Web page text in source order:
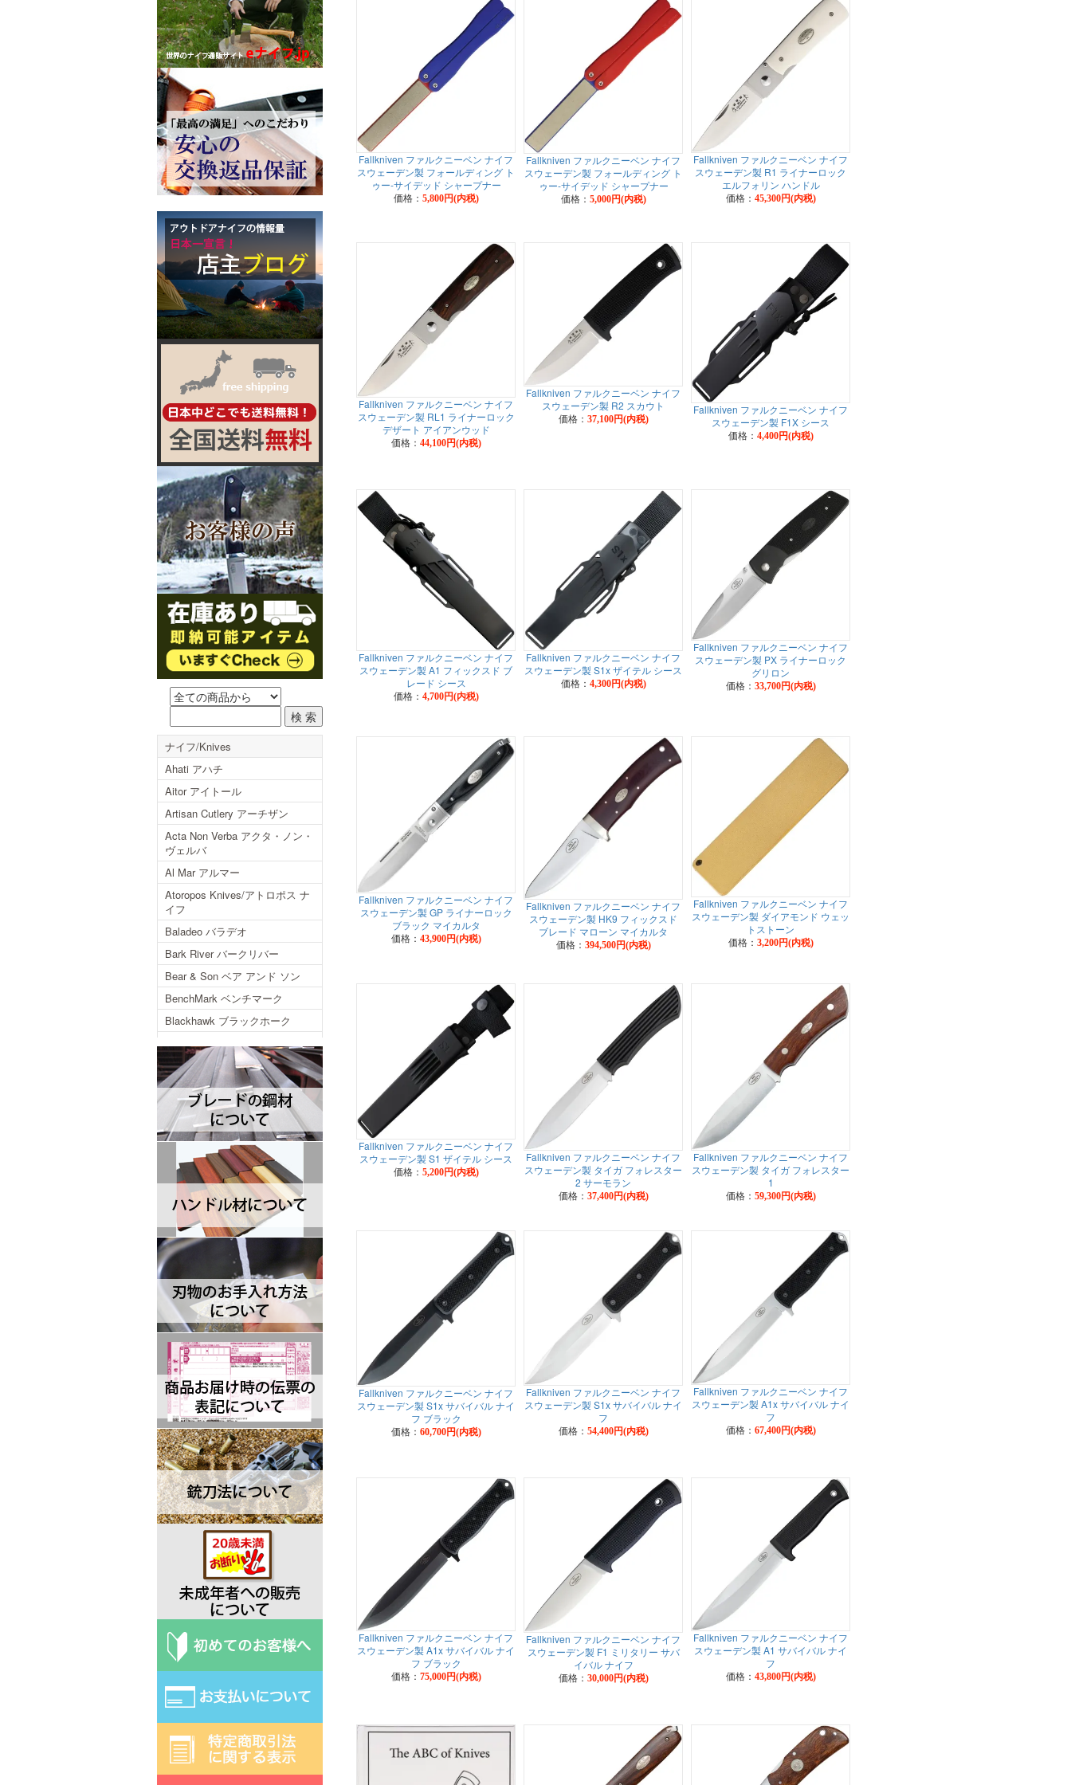
Fallkniven ファルクニーベン ナイフ
スウェーデン製 フォールディング ト
ゥー-サイデッド シャープナー
価格： 5,800円(内税)
Fallkniven ファルクニーベン ナイフ
スウェーデン製 フォールディング ト
ゥー-サイデッド シャープナー
価格： 5,000円(内税)
Fallkniven ファルクニーベン ナイフ
スウェーデン製 R1 ライナーロック
エルフォリン ハンドル
価格： 45,300円(内税)
Fallkniven ファルクニーベン ナイフ
スウェーデン製 RL1 ライナーロック
デザート アイアンウッド
価格： 44,100円(内税)
Fallkniven ファルクニーベン ナイフ
スウェーデン製 R2 スカウト
価格： 37,100円(内税)
Fallkniven ファルクニーベン ナイフ
スウェーデン製 F1X シース
価格： 4,400円(内税)
Fallkniven ファルクニーベン ナイフ
スウェーデン製 A1 フィックスド ブ
レード シース
価格： 4,700円(内税)
Fallkniven ファルクニーベン ナイフ
スウェーデン製 S1x ザイテル シース
価格： 4,300円(内税)
Fallkniven ファルクニーベン ナイフ
スウェーデン製 PX ライナーロック
グリロン
価格： 33,700円(内税)
Fallkniven ファルクニーベン ナイフ
スウェーデン製 GP ライナーロック
ブラック マイカルタ
価格： 43,900円(内税)
Fallkniven ファルクニーベン ナイフ
スウェーデン製 HK9 フィックスド
ブレード マローン マイカルタ
価格： 394,500円(内税)
Fallkniven ファルクニーベン ナイフ
スウェーデン製 ダイアモンド ウェッ
トストーン
価格： 3,200円(内税)
Fallkniven ファルクニーベン ナイフ
スウェーデン製 S1 ザイテル シース
価格： 5,200円(内税)
Fallkniven ファルクニーベン ナイフ
スウェーデン製 タイガ フォレスター
2 サーモラン
価格： 37,400円(内税)
Fallkniven ファルクニーベン ナイフ
スウェーデン製 タイガ フォレスター
1
価格： 59,300円(内税)
Fallkniven ファルクニーベン ナイフ
スウェーデン製 S1x サバイバル ナイ
フ ブラック
価格： 60,700円(内税)
Fallkniven ファルクニーベン ナイフ
スウェーデン製 S1x サバイバル ナイ
フ
価格： 54,400円(内税)
Fallkniven ファルクニーベン ナイフ
スウェーデン製 A1x サバイバル ナイ
フ
価格： 67,400円(内税)
Fallkniven ファルクニーベン ナイフ
スウェーデン製 A1x サバイバル ナイ
フ ブラック
価格： 75,000円(内税)
Fallkniven ファルクニーベン ナイフ
スウェーデン製 F1 ミリタリー サバ
イバル ナイフ
価格： 30,000円(内税)
Fallkniven ファルクニーベン ナイフ
スウェーデン製 A1 サバイバル ナイ
フ
価格： 43,800円(内税)
ナイフ/Knives
Ahati アハチ
Aitor アイトール
Artisan Cutlery アーチザン
Acta Non Verba アクタ・ノン・
ヴェルバ
Al Mar アルマー
Atoropos Knives/アトロポス ナ
イフ
Baladeo バラデオ
Bark River バークリバー
Bear & Son ベア アンド ソン
BenchMark ベンチマーク
Blackhawk ブラックホーク
Blackjack ブラックジャック
Blackjack International ブラック
ジャックインターナショナル
Brisa ブリサ
BRK Designed by ESEE ブルリ
ッジナイフデザイン エスイー
Browning ブローニング
Buck バック
Camillus カミラス
Casstrom カストロム
CIVIVI シビビ
Bastinelli Creations バスティネ
リ
Cold Steel コールドスチール
Coleman コールマン
Condor コンドル
CRKT シーアールケーティ
CJRB シージェイアールビー
Cudeman ク―ドマン
Dawson ドーソン
Deejo ディージョ
EKA エカ
Elk Ridge エルクリッジ
ESEE エスイー
Exotac エクソタック
Fred Perrin フレッド・ペラン
Fobos Knives フォボス
Extrema Ratio エクストラマ ラ
ティオ
Fallkniven ファルクニーベン
Gerber ガーバー
Halfbreed Blades ハーフブリー
ドブレード
Hibben ヒビン